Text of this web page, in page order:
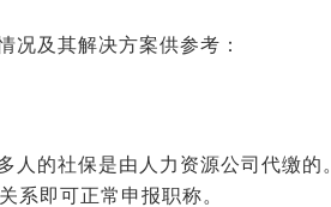
况及其解决方案供参考：
人的社保是由人力资源公司代缴的
系即可正常申报职称。